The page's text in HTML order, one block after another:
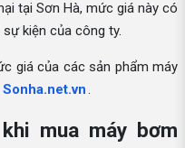
tại Sơn Hà, mức giá này có
kiện của công ty.
giá của các sản phẩm máy
Sonha.net.vn.
mua máy bơm